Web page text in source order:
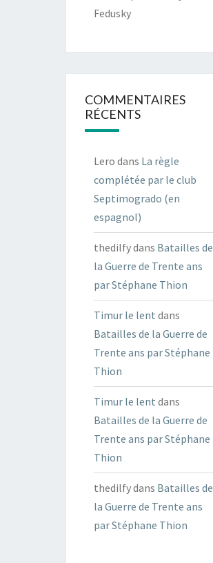
Fedusky
COMMENTAIRES
RÉCENTS
Lero dans La règle
complétée par le club
Septimogrado (en
espagnol)
thedilfydans Batailles de
la Guerre de Trente ans
par Stéphane Thion
Timur le lent dans
Batailles de la Guerre de
Trente ans par Stéphane
Thion
Timur le lent dans
Batailles de la Guerre de
Trente ans par Stéphane
Thion
thedilfydans Batailles de
la Guerre de Trente ans
par Stéphane Thion